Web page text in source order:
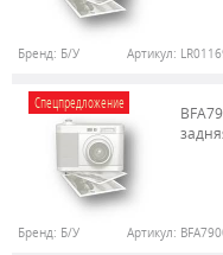
Бренд: Б/У Артикул:
Спецпредложение
Бренд: Б/У Артикул: